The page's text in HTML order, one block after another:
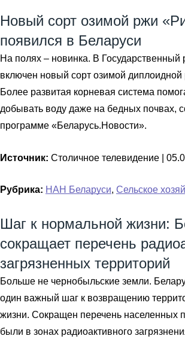
Новый сорт озимой ржи
появился в Беларуси
На полях – новинка. В Государственный
включен новый сорт озимой
Более развитая корневая система
добывать воду даже на бедных почвах,
программе «Беларусь.Новости».
Источник: Столичное телевидение |
Рубрика: НАН Беларуси, Сельское
Шаг к нормальной жизни:
сокращает перечень
загрязненных территорий
Больше не чернобыльские земли.
один важный шаг к возвращению
жизни. Сокращен перечень населенных
были в зонах радиоактивного